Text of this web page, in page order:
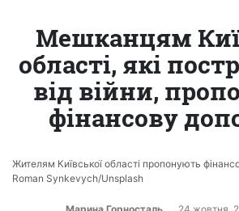
Мешканцям
області, які
від війни,
фінансову
Жителям Київської області пропонують
Roman Synkevych/Unsplash